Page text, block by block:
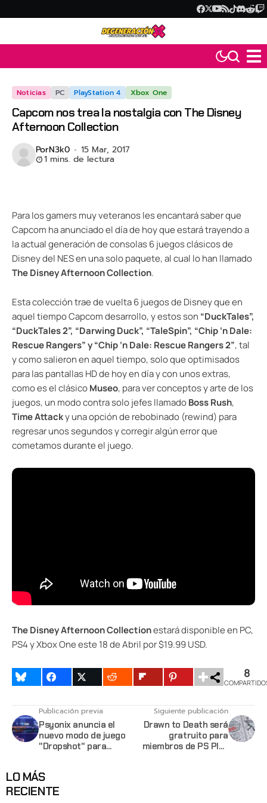
Noticias PC PlayStation 4 Xbox One
Capcom nos trea la nostalgia con The Disney
Afternoon Collection
PorN3k0 15 Mar, 2017
1 mins. de lectura
Para los gamers muy veteranos les encantará saber que
Capcom ha anunciado el día de hoy que estará trayendo a
la actual generación de consolas 6 juegos clásicos de
Disney del NES en una solo paquete, al cual lo han llamado
The Disney Afternoon Collection.
Esta colección trae de vuelta 6 juegos de Disney que en
aquel tiempo Capcom desarrollo, y estos son “DuckTales”,
“DuckTales 2”, “Darwing Duck”, “TaleSpin”, “Chip ‘n Dale:
Rescue Rangers” y “Chip ‘n Dale: Rescue Rangers 2”, tal
y como salieron en aquel tiempo, solo que optimisados
para las pantallas HD de hoy en día y con unos extras,
como es el clásicoMuseo, para ver conceptos y arte de los
juegos, un modo contra solo jefes llamadoBoss Rush,
Time Attacky una opción de rebobinado (rewind) para
regresar unos segundos y corregir algún error que
cometamos durante el juego.
The Disney Afternoon Collectionestará disponible en PC,
PS4 y Xbox One este 18 de Abril por $19.99 USD.
8
Publicación previa
Psyonix anuncia el
nuevo modo de juego
"Dropshot" para
Siguiente publicación
Drawn to Death será
gratruito para
miembros de PS Plus
LO MÁS
RECIENTE